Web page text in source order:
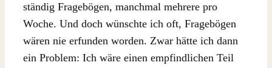
ständig Fragebögen, manchmal mehrere pro
Woche. Und doch wünschte ich oft, Fragebögen
wären nie erfunden worden. Zwar hätte ich dann
ein Problem: Ich wäre einen empfindlichen Teil